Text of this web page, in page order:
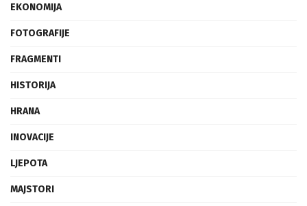
EKONOMIJA
FOTOGRAFIJE
FRAGMENTI
HISTORIJA
HRANA
INOVACIJE
LJEPOTA
MAJSTORI